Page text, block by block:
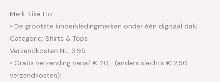
Merk: Like Flo
• De grootste kinderkledingmerken onder één digitaal dak;
Categorie: Shirts & Tops
Verzendkosten NL: 3.95
• Gratis verzending vanaf € 20,- (anders slechts € 2,50
verzendkosten);